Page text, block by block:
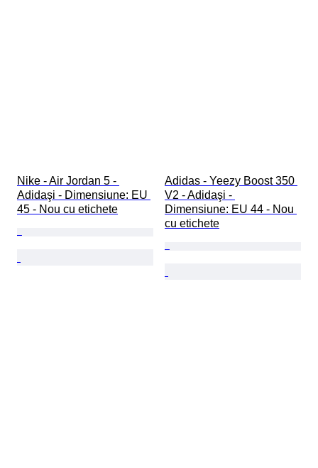
Nike - Air Jordan 5 -
Adidaşi - Dimensiune: EU
45 - Nou cu etichete
Adidas - Yeezy Boost 350
V2 - Adidaşi -
Dimensiune: EU 44 - Nou
cu etichete